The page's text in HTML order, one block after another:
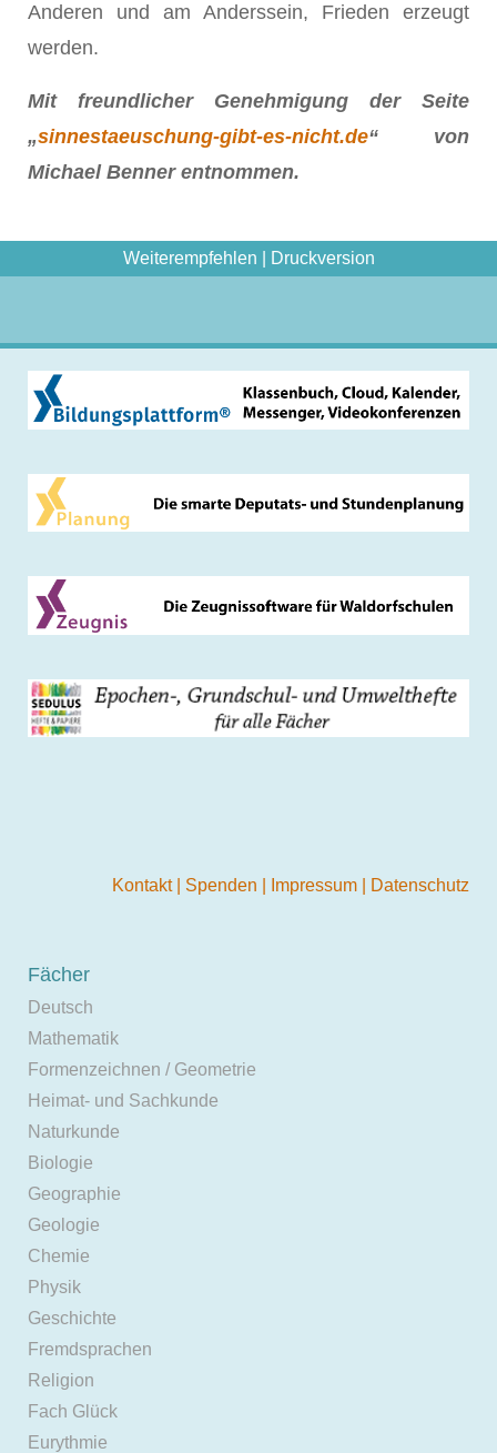
Anderen und am Anderssein, Frieden erzeugt
werden.
Mit freundlicher Genehmigung der Seite
„sinnestaeuschung-gibt-es-nicht.de“ von
Michael Benner entnommen.
Weiterempfehlen Druckversion
Kontakt Spenden Impressum Datenschutz
Fächer
Deutsch
Mathematik
Formenzeichnen / Geometrie
Heimat- und Sachkunde
Naturkunde
Biologie
Geographie
Geologie
Chemie
Physik
Geschichte
Fremdsprachen
Religion
Fach Glück
Eurythmie